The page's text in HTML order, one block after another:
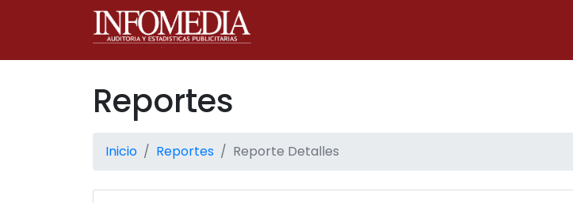
Reportes
Inicio Reportes Reporte Detalles